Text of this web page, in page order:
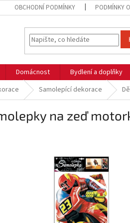
OBCHODNÍ PODMÍNKY PODMÍNKY
Domácnost Bydlení a doplňky
Samolepící dekorace
na zeď